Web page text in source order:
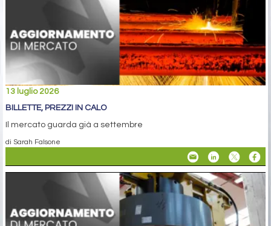
13 luglio 2026
BILLETTE, PREZZI IN CALO
Il mercato guarda già a settembre
di Sarah Falsone